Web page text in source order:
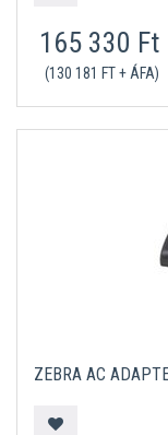
165 330 Ft
(130 181 FT + ÁFA)
ZEBRA AC